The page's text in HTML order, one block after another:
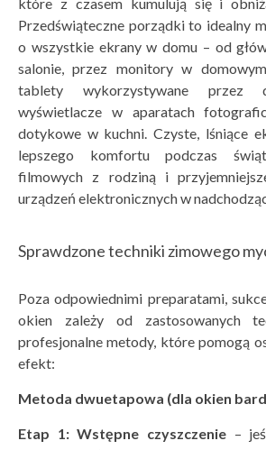
które z czasem kumulują się i
Przedświąteczne porządki to idealny
o wszystkie ekrany w domu – od
salonie, przez monitory w
tablety wykorzystywane przez
wyświetlacze w aparatach
dotykowe w kuchni. Czyste, lśniące
lepszego komfortu podczas
filmowych z rodziną i
urządzeń elektronicznych w
Sprawdzone techniki zimowego
Poza odpowiednimi preparatami,
okien zależy od zastosowanych
profesjonalne metody, które pomogą
efekt:
Metoda dwuetapowa (dla okien
Etap 1: Wstępne czyszczenie–